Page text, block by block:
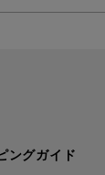
ングガイド